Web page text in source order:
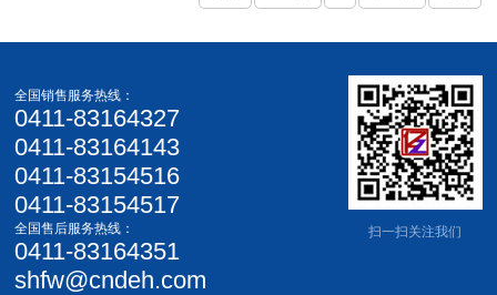
扫一扫关注我们
全国销售服务热线：
0411-83164327
0411-83164143
0411-83154516
0411-83154517
全国售后服务热线：
0411-83164351
shfw@cndeh.com